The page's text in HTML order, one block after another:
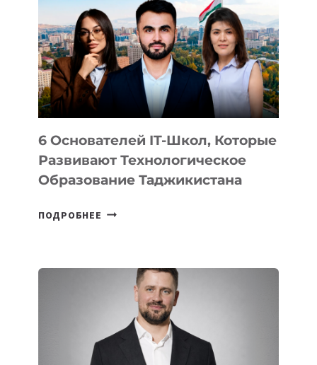
ВИДА
НОВОГО
УСТРОЙСТВА
ОТ
OPENAI
6 Основателей IT-Школ, Которые
Развивают Технологическое
Образование Таджикистана
ПОДРОБНЕЕ 6
КОТОРЫЕ
РАЗВИВАЮТ
ТЕХНОЛОГИЧЕСКОЕ
ОБРАЗОВАНИЕ
ТАДЖИКИСТАНА